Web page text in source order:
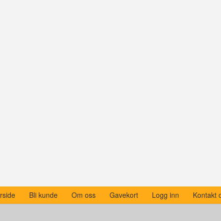
Bli kunde Om oss Gavekort Logg inn Kontakt